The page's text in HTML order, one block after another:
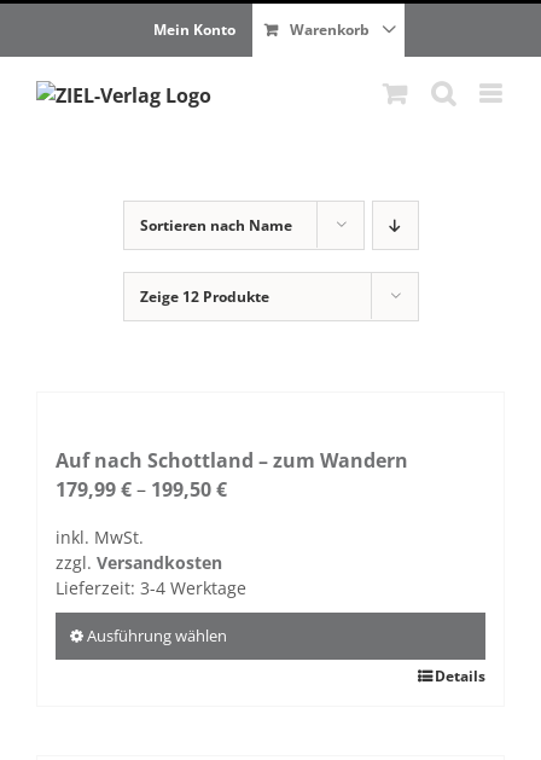
Mein Konto Warenkorb
Sortieren nach Name
Zeige 12 Produkte
Auf nach Schottland – zum Wandern
179,99€– 199,50€
inkl. MwSt.
zzgl. Versandkosten
Lieferzeit: 3-4 Werktage
Ausführung wählen
Details